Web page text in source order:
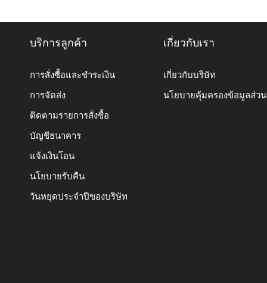
บริการลูกค้า
การสั่งซื้อและชำระเงิน
การจัดส่ง
ติดตามรายการสั่งซื้อ
บัญชีธนาคาร
แจ้งเงินโอน
นโยบายรับคืน
วันหยุดประจำปีของบริษัท
เกี่ยวกับเรา
เกี่ยวกับบริษัท
นโยบายคุ้มครองข้อมูลส่ว